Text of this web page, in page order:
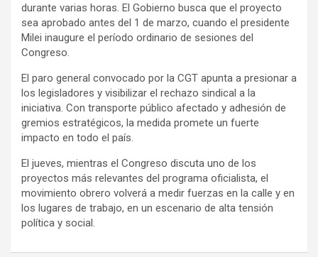
durante varias horas. El Gobierno busca que el proyecto
sea aprobado antes del 1 de marzo, cuando el presidente
Milei inaugure el período ordinario de sesiones del
Congreso.
El paro general convocado por la CGT apunta a presionar a
los legisladores y visibilizar el rechazo sindical a la
iniciativa. Con transporte público afectado y adhesión de
gremios estratégicos, la medida promete un fuerte
impacto en todo el país.
El jueves, mientras el Congreso discuta uno de los
proyectos más relevantes del programa oficialista, el
movimiento obrero volverá a medir fuerzas en la calle y en
los lugares de trabajo, en un escenario de alta tensión
política y social.